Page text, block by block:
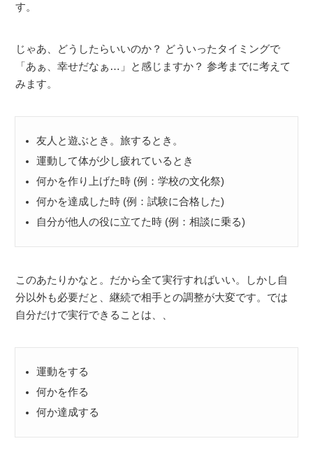
す。
じゃあ、どうしたらいいのか？ どういったタイミングで
「あぁ、幸せだなぁ…」と感じますか？ 参考までに考えて
みます。
友人と遊ぶとき。旅するとき。
運動して体が少し疲れているとき
何かを作り上げた時 (例：学校の文化祭)
何かを達成した時 (例：試験に合格した)
自分が他人の役に立てた時 (例：相談に乗る)
このあたりかなと。だから全て実行すればいい。しかし自
分以外も必要だと、継続で相手との調整が大変です。では
自分だけで実行できることは、、
運動をする
何かを作る
何か達成する